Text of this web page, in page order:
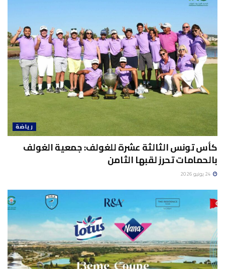
رياضة
كأس تونس الثالثة عشرة للغولف: جمعية الغولف
بالحمامات تحرز لقبها الثامن